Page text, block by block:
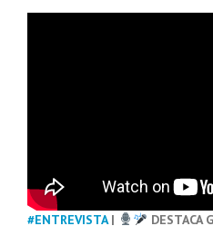
#ENTREVISTA|
DESTACA